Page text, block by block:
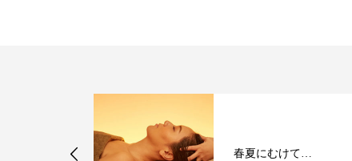
最強の髪質改善ミネコラ